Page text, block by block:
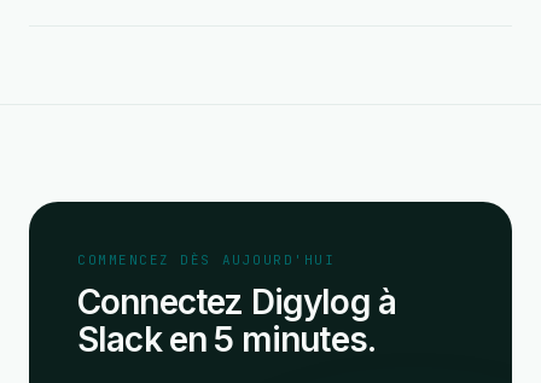
COMMENCEZ DÈS AUJOURD'HUI
Connectez Digylog à
Slack en 5 minutes.